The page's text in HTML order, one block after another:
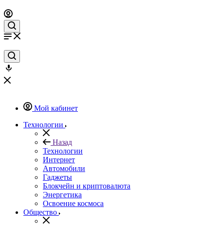
Мой кабинет
Технологии
Назад
Технологии
Интернет
Автомобили
Гаджеты
Блокчейн и криптовалюта
Энергетика
Освоение космоса
Общество